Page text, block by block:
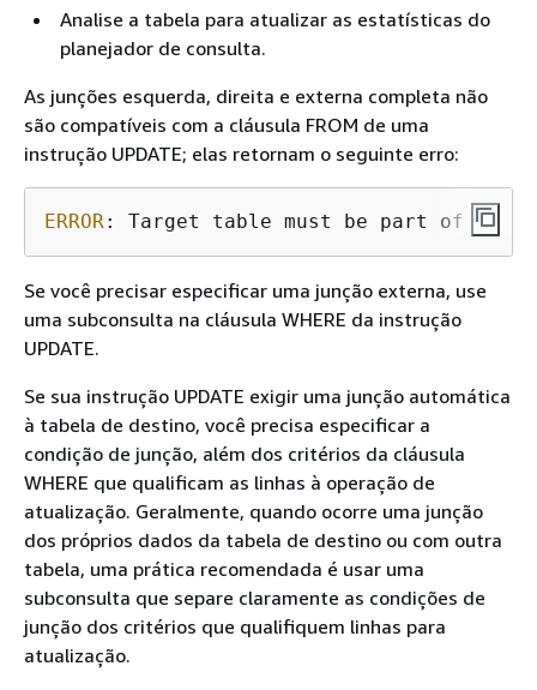
Analise a tabela para atualizar as estatísticas do
planejador de consulta.
As junções esquerda, direita e externa completa não
são compatíveis com a cláusula FROM de uma
instrução UPDATE; elas retornam o seguinte erro:
ERROR : Target table must be part of an
Se você precisar especificar uma junção externa, use
uma subconsulta na cláusula WHERE da instrução
UPDATE.
Se sua instrução UPDATE exigir uma junção automática
à tabela de destino, você precisa especificar a
condição de junção, além dos critérios da cláusula
WHERE que qualificam as linhas à operação de
atualização. Geralmente, quando ocorre uma junção
dos próprios dados da tabela de destino ou com outra
tabela, uma prática recomendada é usar uma
subconsulta que separe claramente as condições de
junção dos critérios que qualifiquem linhas para
atualização.